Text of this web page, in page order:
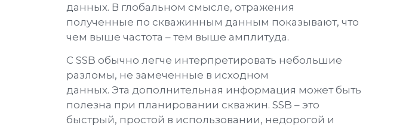
данных. В глобальном смысле, отражения
полученные по скважинным данным показывают, что
чем выше частота – тем выше амплитуда.
С SSB обычно легче интерпретировать небольшие
разломы, не замеченные в исходном
данных. Эта дополнительная информация может быть
полезна при планировании скважин. SSB – это
быстрый, простой в использовании, недорогой и